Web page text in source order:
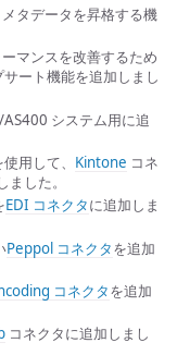
タデータを昇格する機
マンスを改善するため
ート機能を追加しまし
システム用に追
用して、 Kintone コネ
した。
EDI コネクタに追加しま
Peppol コネクタを追加
コネクタを追加
コネクタに追加しまし